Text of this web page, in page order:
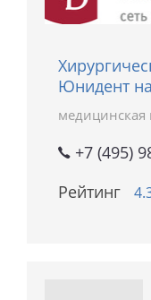
Юнидент
медицинская
+7 (495)
Рейтинг